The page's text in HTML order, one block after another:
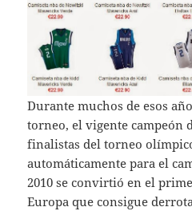
Durante muchos de esos
torneo, el vigente campeón
finalistas del torneo
automáticamente para el
2010 se convirtió en el
Europa que consigue